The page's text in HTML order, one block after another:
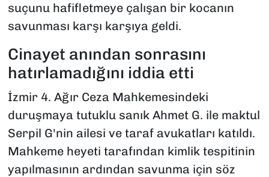
suçunu hafifletmeye çalışan bir kocanın
savunması karşı karşıya geldi.
Cinayet anından sonrasını
hatırlamadığını iddia etti
İzmir 4. Ağır Ceza Mahkemesindeki
duruşmaya tutuklu sanık Ahmet G. ile maktul
Serpil G'nin ailesi ve taraf avukatları katıldı.
Mahkeme heyeti tarafından kimlik tespitinin
yapılmasının ardından savunma için söz